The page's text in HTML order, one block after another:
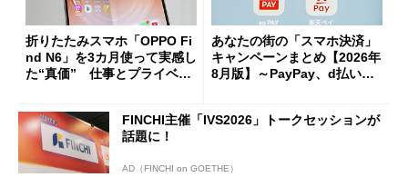
折りたたみスマホ「OPPO Fi
nd N6」を3カ月使って実感し
た“真価” 仕事とプライベー
あなたの街の「スマホ決済」
キャンペーンまとめ【2026年
8月版】～PayPay、d払い、a
FINCHI主催「IVS2026」トークセッションが
話題に！
AD（FINCHI on GOETHE）